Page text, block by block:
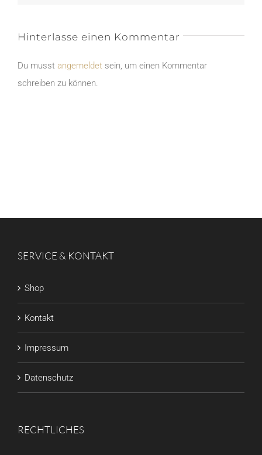
Hinterlasse einen Kommentar
Du musst angemeldet sein, um einen Kommentar
schreiben zu können.
SERVICE & KONTAKT
Shop
Kontakt
Impressum
Datenschutz
RECHTLICHES